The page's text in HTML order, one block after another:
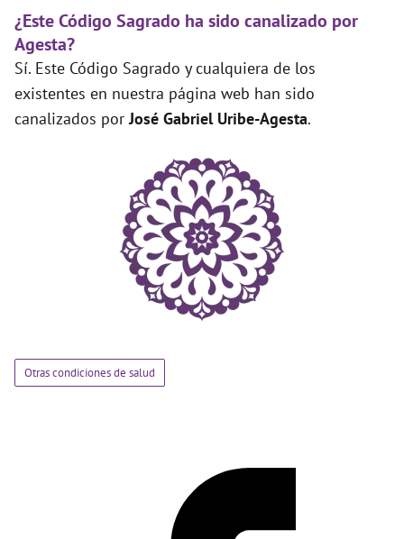
¿Este Código Sagrado ha sido canalizado por
Agesta?
Sí. Este Código Sagrado y cualquiera de los
existentes en nuestra página web han sido
canalizados porJosé Gabriel Uribe-Agesta.
Otras condiciones de salud